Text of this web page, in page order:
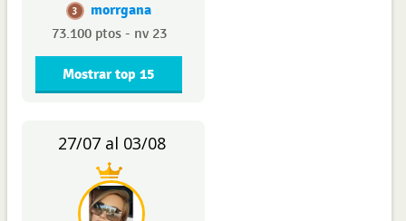
3 morrgana
73.100 ptos - nv 23
Mostrar top 15
27/07 al 03/08